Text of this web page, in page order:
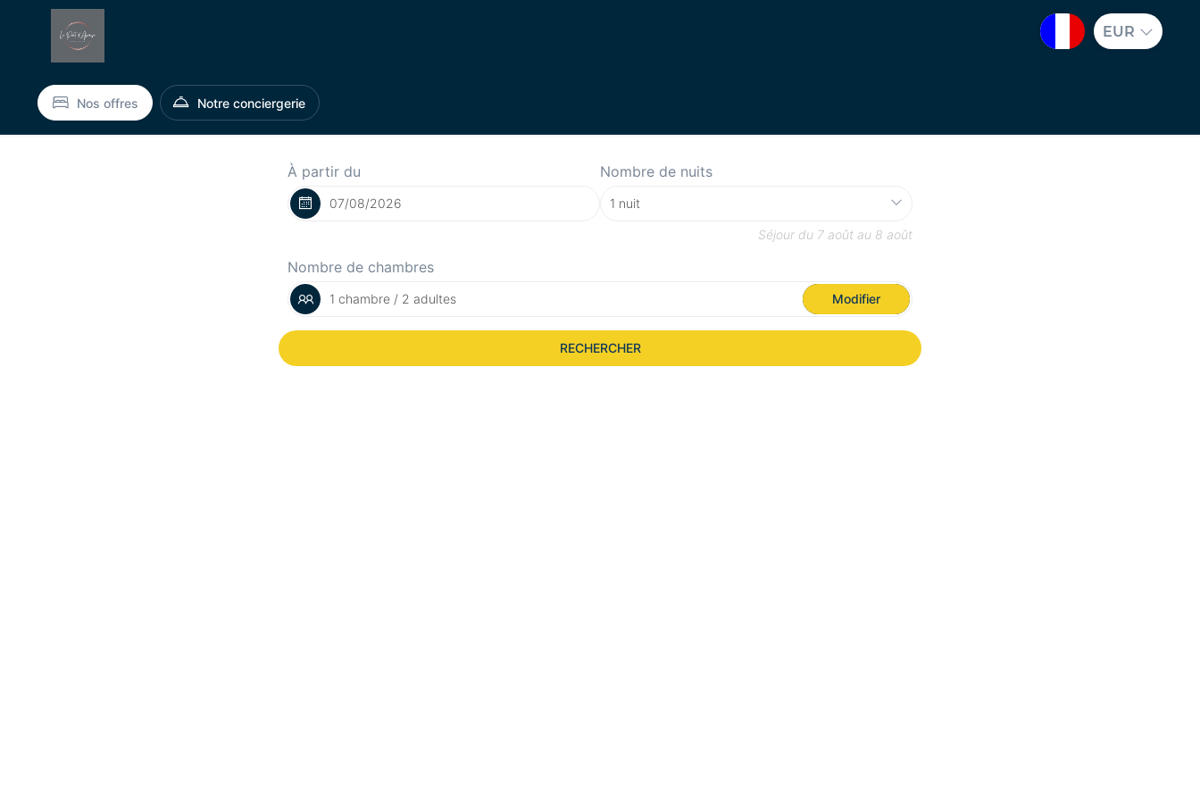
EUR
Nos offres Notre conciergerie
À partir du Nombre de nuits
Séjour du 7 août au 8 août
Nombre de chambres
1 chambre / 2 adultes Modifier